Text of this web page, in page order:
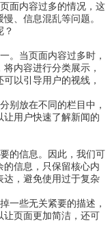
面内容过多的情况，这
、信息混乱等问题。
？
。当页面内容过多时，
内容进行分类展示，
以引导用户的视线，
别放在不同的栏目中，
用户快速了解新闻的
的信息。因此，我们可
的信息，只保留核心内
达，避免使用过于复杂
一些无关紧要的描述，
让页面更加简洁，还可